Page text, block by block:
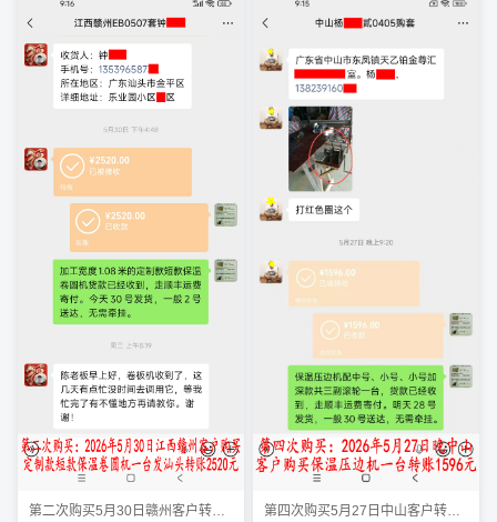
第二次购买5月30日赣州客户转账2520元 第四次购买5月27日中山客户转账1596元